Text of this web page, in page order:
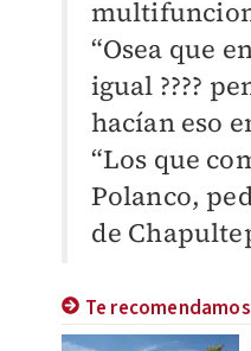
“Osea que
igual ????
hacían eso
“Los que
Polanco,
de
Te recomendamos